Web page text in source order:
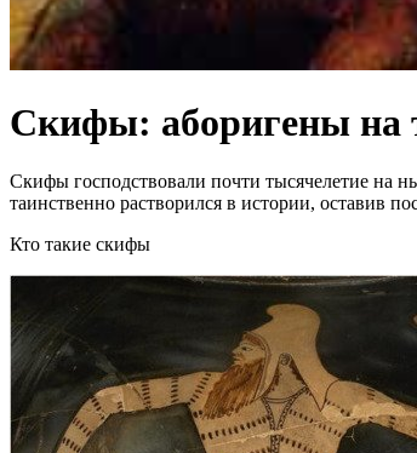
Скифы: аборигены на
Скифы господствовали почти тысячелетие на
таинственно растворился в истории, оставив
Кто такие скифы